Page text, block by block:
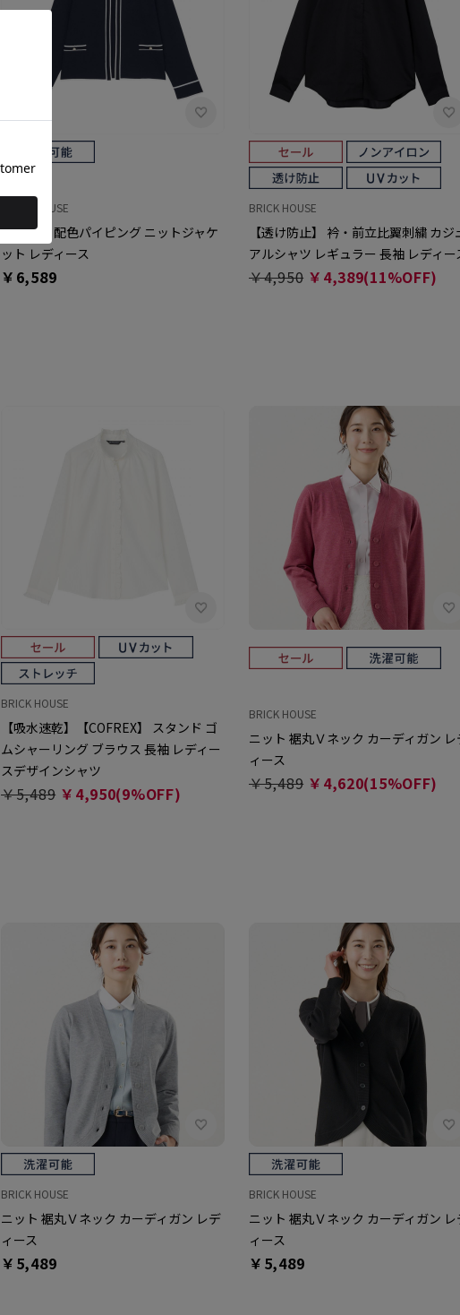
BRICK HOUSE
アウター 配色パイピング ニットジャケ
ット レディース
￥6,589
BRICK HOUSE
【透け防止】 衿・前立比翼刺繍 カジ
アルシャツ レギュラー 長袖 レディー
￥4,950 ￥4,389(11%OFF)
BRICK HOUSE
【吸水速乾】【COFREX】 スタンド ゴ
ムシャーリング ブラウス 長袖 レディー
スデザインシャツ
￥5,489 ￥4,950(9%OFF)
BRICK HOUSE
ニット 裾丸Ｖネック カーディガン レ
ィース
￥5,489 ￥4,620(15%OFF)
BRICK HOUSE
ニット 裾丸Ｖネック カーディガン レデ
ィース
￥5,489
BRICK HOUSE
ニット 裾丸Ｖネック カーディガン レ
ィース
￥5,489